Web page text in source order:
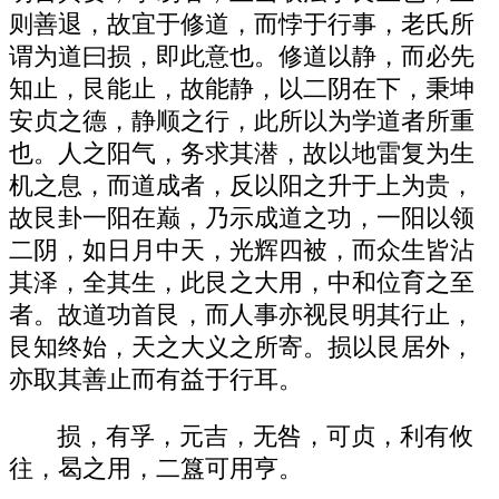
则善退，故宜于修道，而悖于行事，老氏所
谓为道曰损，即此意也。修道以静，而必先
知止，艮能止，故能静，以二阴在下，秉坤
安贞之德，静顺之行，此所以为学道者所重
也。人之阳气，务求其潜，故以地雷复为生
机之息，而道成者，反以阳之升于上为贵，
故艮卦一阳在巅，乃示成道之功，一阳以领
二阴，如日月中天，光辉四被，而众生皆沾
其泽，全其生，此艮之大用，中和位育之至
者。故道功首艮，而人事亦视艮明其行止，
艮知终始，天之大义之所寄。损以艮居外，
亦取其善止而有益于行耳。
损，有孚，元吉，无咎，可贞，利有攸
往，曷之用，二簋可用亨。